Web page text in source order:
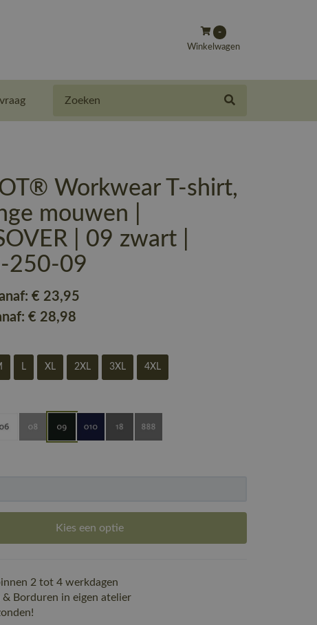
-
Winkelwagen
Workwear T-shirt,
mouwen |
| 09 zwart |
250-09
€ 23,95
€ 28,98
L XL 2XL 3XL 4XL
Kies een optie
2 tot 4 werkdagen
& Borduren in eigen atelier